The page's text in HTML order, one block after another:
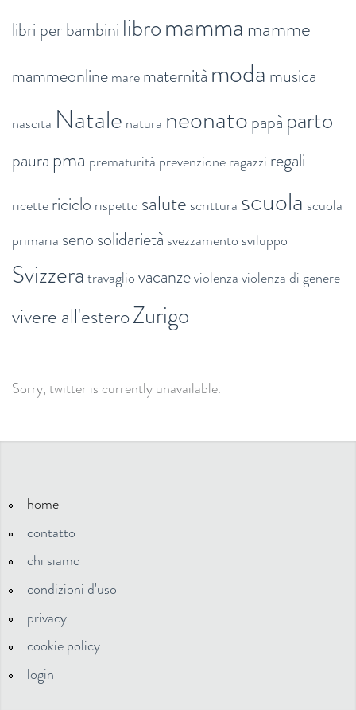
libri per bambini libromamma mamme
mammeonlinemarematernità moda musica
nascita Natale natura neonatopapà parto
paura pma prematurità prevenzioneragazzi regali
ricettericiclo rispetto salute scrittura scuola scuola
primaria senosolidarietà svezzamento sviluppo
Svizzeratravagliovacanzeviolenzaviolenza di genere
vivere all'esteroZurigo
Sorry, twitter is currently unavailable.
home
contatto
chi siamo
condizioni d'uso
privacy
cookie policy
login